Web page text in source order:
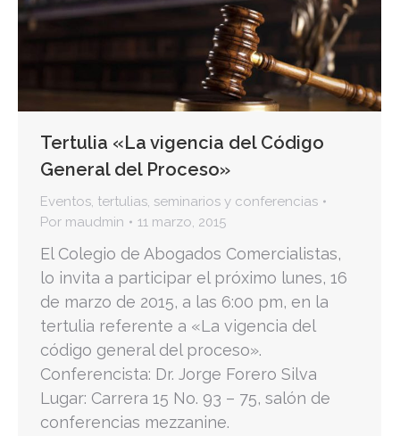
Tertulia «La vigencia del Código
General del Proceso»
Eventos tertulias, seminarios y conferencias
Por maudmin 11 marzo, 2015
El Colegio de Abogados Comercialistas,
lo invita a participar el próximo lunes, 16
de marzo de 2015, a las 6:00 pm, en la
tertulia referente a «La vigencia del
código general del proceso».
Conferencista: Dr. Jorge Forero Silva
Lugar: Carrera 15 No. 93 – 75, salón de
conferencias mezzanine.